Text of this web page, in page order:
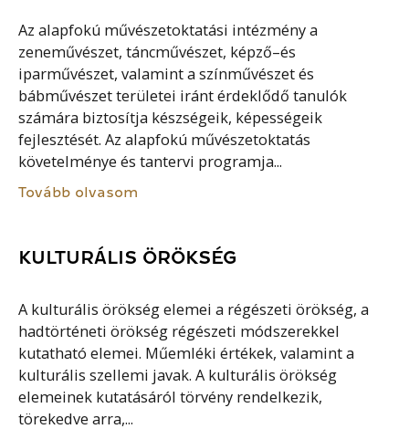
Az alapfokú művészetoktatási intézmény a
zeneművészet, táncművészet, képző–és
iparművészet, valamint a színművészet és
bábművészet területei iránt érdeklődő tanulók
számára biztosítja készségeik, képességeik
fejlesztését. Az alapfokú művészetoktatás
követelménye és tantervi programja...
Tovább olvasom
KULTURÁLIS ÖRÖKSÉG
A kulturális örökség elemei a régészeti örökség, a
hadtörténeti örökség régészeti módszerekkel
kutatható elemei. Műemléki értékek, valamint a
kulturális szellemi javak. A kulturális örökség
elemeinek kutatásáról törvény rendelkezik,
törekedve arra,...